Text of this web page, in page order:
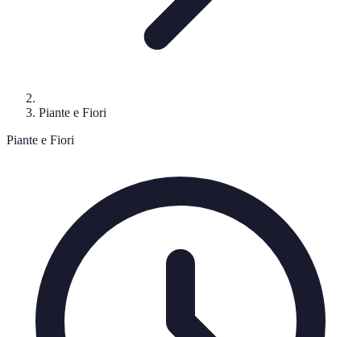
Piante e Fiori
Piante e Fiori